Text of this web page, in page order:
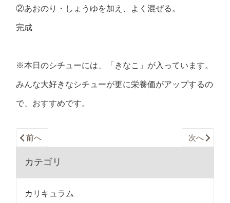
②あおのり・しょうゆを加え、よく混ぜる。
完成
※本日のシチューには、「きなこ」が入っています。
みんな大好きなシチューが更に栄養価がアップするの
で、おすすめです。
前へ 次へ
カテゴリ
カリキュラム